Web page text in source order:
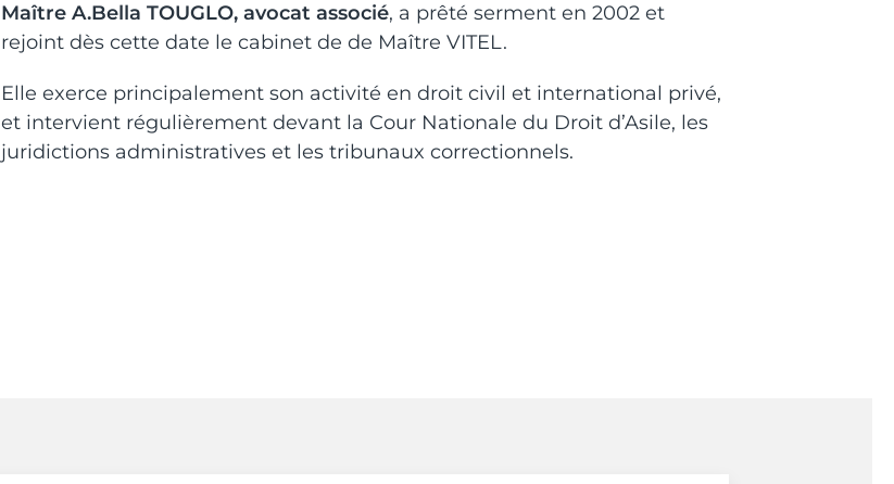
Maître A.Bella TOUGLO, avocat associé, a prêté serment en 2002 et
rejoint dès cette date le cabinet de de Maître VITEL.
Elle exerce principalement son activité en droit civil et international privé,
et intervient régulièrement devant la Cour Nationale du Droit d’Asile, les
juridictions administratives et les tribunaux correctionnels.